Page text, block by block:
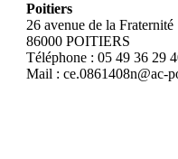
Poitiers
26 avenue de la Fraternité
86000 POITIERS
Téléphone : 05 49 36 29
Mail : ce.0861408n@ac-